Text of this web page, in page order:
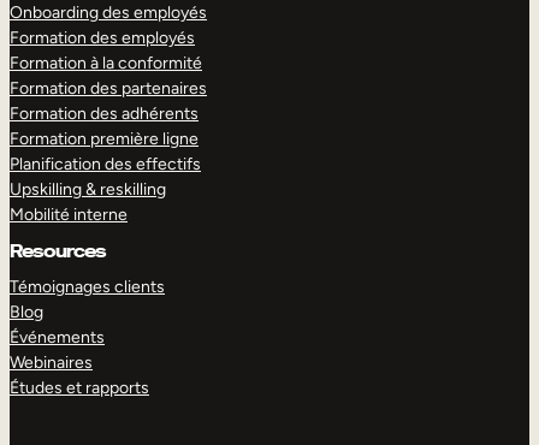
Onboarding des employés
Formation des employés
Formation à la conformité
Formation des partenaires
Formation des adhérents
Formation première ligne
Planification des effectifs
Upskilling & reskilling
Mobilité interne
Resources
Témoignages clients
Blog
Événements
Webinaires
Études et rapports